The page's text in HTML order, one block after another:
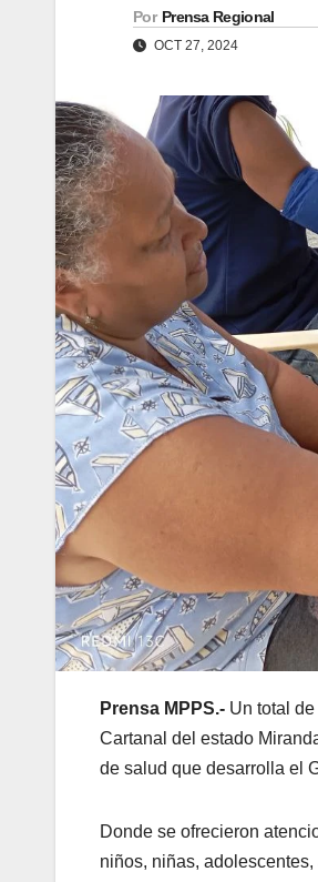
Por Prensa Regional
OCT 27, 2024
Prensa MPPS.- Un total
Cartanal del estado
de salud que desarrolla el
Donde se ofrecieron
niños, niñas,